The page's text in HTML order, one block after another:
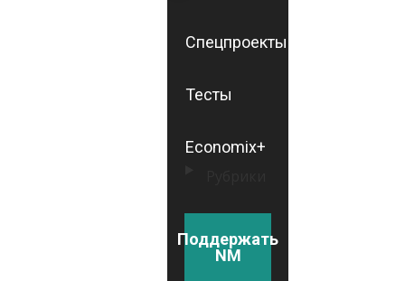
Спецпроекты
Тесты
Economix+
Поддержать
NM